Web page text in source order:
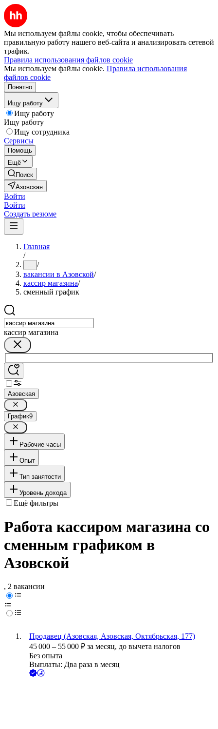
Мы используем файлы cookie, чтобы обеспечивать
правильную работу нашего веб-сайта и анализировать сетевой
трафик.
Правила использования файлов cookie
Мы используем файлы cookie. Правила использования
файлов cookie
Понятно
Ищу работу
Ищу работу
Ищу работу
Ищу сотрудника
Сервисы
Помощь
Ещё
Поиск
Азовская
Войти
Войти
Создать резюме
Главная
/
... /
вакансии в Азовской/
кассир магазина/
сменный график
кассир магазина
Азовская
График9
Рабочие часы
Опыт
Тип занятости
Уровень дохода
Ещё фильтры
Работа кассиром магазина со
сменным графиком в
Азовской
, 2 вакансии
Продавец (Азовская, Азовская, Октябрьская, 177)
45 000 – 55 000 ₽ за месяц, до вычета налогов
Без опыта
Выплаты: Два раза в месяц